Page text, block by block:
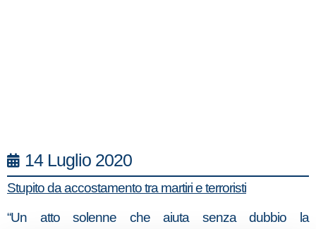
14 Luglio 2020
Stupito da accostamento tra martiri e terroristi
“Un atto solenne che aiuta senza dubbio la